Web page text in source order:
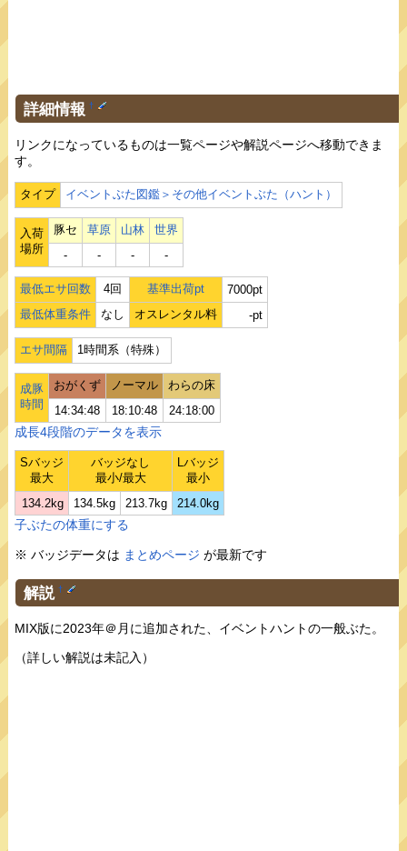
詳細情報 †
リンクになっているものは一覧ページや解説ページへ移動できま
す。
タイプ イベントぶた図鑑＞その他イベントぶた（ハント）
入荷
場所
豚セ 草原 山林
世界
‐
‐ ‐ ‐
最低エサ回数 4回 基準出荷pt
7000pt
最低体重条件
なし オスレンタル料 -pt
エサ間隔 1時間系（特殊）
成豚
時間
おがくず ノーマル
わらの床
14:34:48
18:10:48 24:18:00
成長4段階のデータを表示
Sバッジ
最大
バッジなし
最小/最大
Lバッジ
最小
134.2kg
134.5kg 213.7kg 214.0kg
子ぶたの体重にする
※ バッジデータは まとめページ が最新です
解説 †
MIX版に2023年＠月に追加された、イベントハントの一般ぶた。
（詳しい解説は未記入）